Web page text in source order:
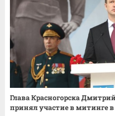
Глава Красногорска
принял участие в митинге